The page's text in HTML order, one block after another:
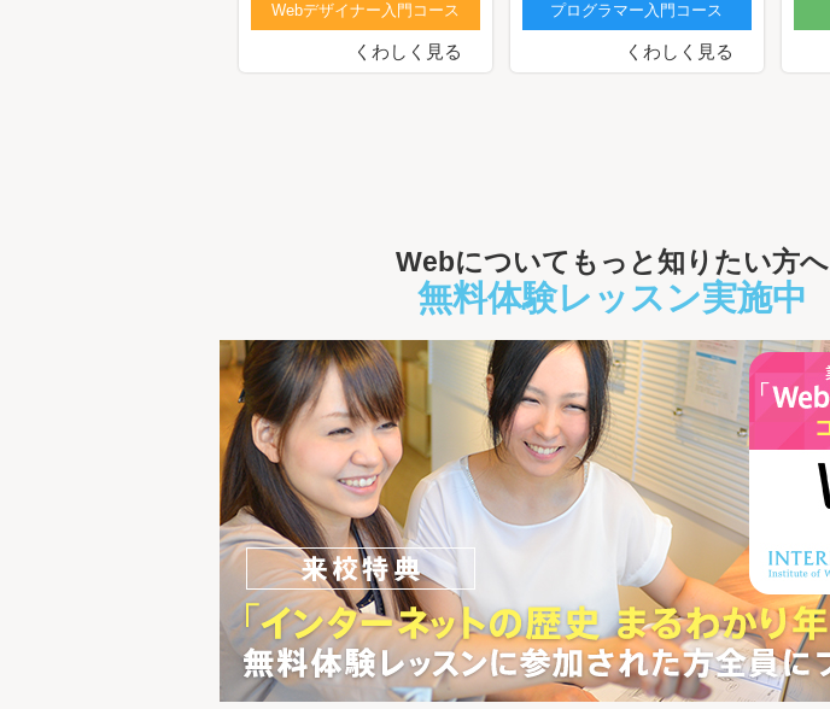
Webデザイナー入門コース
くわしく見る
プログラマー入門コース
くわしく見る
Webについてもっと知りたい方へ
無料体験レッスン実施中